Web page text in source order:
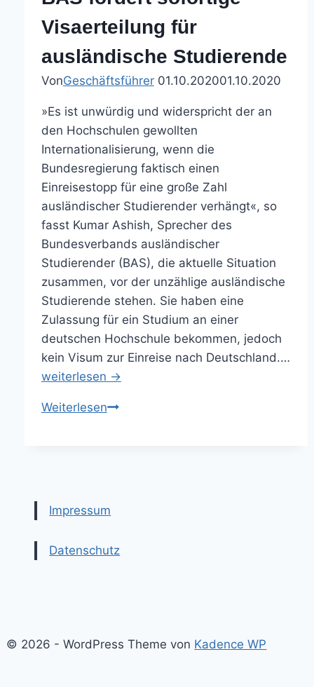
Politik
und
Hochschulen
zum
WiSe
Visaerteilung für
ausländische Studierende
VonGeschäftsführer 01.10.202001.10.2020
»Es ist unwürdig und widerspricht der an
den Hochschulen gewollten
Internationalisierung, wenn die
Bundesregierung faktisch einen
Einreisestopp für eine große Zahl
ausländischer Studierender verhängt«, so
fasst Kumar Ashish, Sprecher des
Bundesverbands ausländischer
Studierender (BAS), die aktuelle Situation
zusammen, vor der unzählige ausländische
Studierende stehen. Sie haben eine
Zulassung für ein Studium an einer
deutschen Hochschule bekommen, jedoch
kein Visum zur Einreise nach Deutschland.…
weiterlesen →
WeiterlesenBAS
Studierende
Impressum
Datenschutz
© 2026 - WordPress Theme von Kadence WP